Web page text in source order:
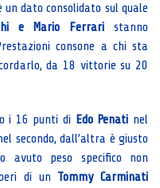
dato consolidato sul quale
e Mario Ferrari stanno
consone a chi sta
da 18 vittorie su 20
i 16 punti di Edo Penati nel
secondo, dall’altra è giusto
avuto peso specifico non
di un Tommy Carminati